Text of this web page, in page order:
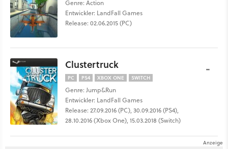
Genre: Action
Entwickler: LandFall Games
Release: 02.06.2015 (PC)
Clustertruck
PC PS4 XBOX ONE SWITCH
Genre: Jump&Run
Entwickler: LandFall Games
Release: 27.09.2016 (PC), 30.09.2016 (PS4),
28.10.2016 (Xbox One), 15.03.2018 (Switch)
-